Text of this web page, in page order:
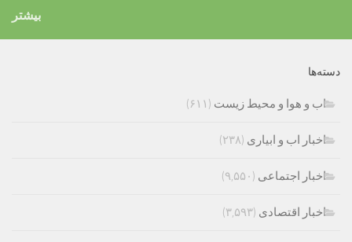
بیشتر
دسته‌ها
اب و هوا و محیط زیست (۶۱۱)
اخبار اب و ابیاری (۲۳۸)
اخبار اجتماعی (۹,۵۵۰)
اخبار اقتصادی (۳,۵۹۳)